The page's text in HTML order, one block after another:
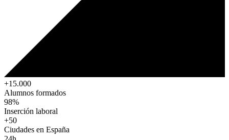
+15.000
Alumnos formados
98%
Inserción laboral
+50
Ciudades en España